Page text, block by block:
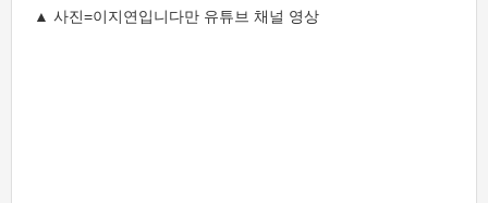
▲ 사진=이지연입니다만 유튜브 채널 영상